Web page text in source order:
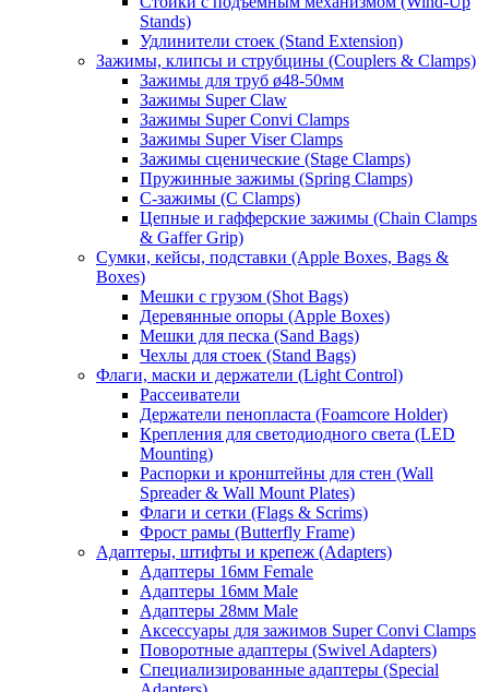
Stands)
Удлинители стоек (Stand Extension)
Зажимы, клипсы и струбцины (Couplers & Clamps)
Зажимы для труб ø48-50мм
Зажимы Super Claw
Зажимы Super Convi Clamps
Зажимы Super Viser Clamps
Зажимы сценические (Stage Clamps)
Пружинные зажимы (Spring Clamps)
С-зажимы (C Clamps)
Цепные и гафферские зажимы (Chain Clamps
& Gaffer Grip)
Сумки, кейсы, подставки (Apple Boxes, Bags &
Boxes)
Мешки с грузом (Shot Bags)
Деревянные опоры (Apple Boxes)
Мешки для песка (Sand Bags)
Чехлы для стоек (Stand Bags)
Флаги, маски и держатели (Light Control)
Рассеиватели
Держатели пенопласта (Foamcore Holder)
Крепления для светодиодного света (LED
Mounting)
Распорки и кронштейны для стен (Wall
Spreader & Wall Mount Plates)
Флаги и сетки (Flags & Scrims)
Фрост рамы (Butterfly Frame)
Адаптеры, штифты и крепеж (Adapters)
Адаптеры 16мм Female
Адаптеры 16мм Male
Адаптеры 28мм Male
Аксессуары для зажимов Super Convi Clamps
Поворотные адаптеры (Swivel Adapters)
Специализированные адаптеры (Special